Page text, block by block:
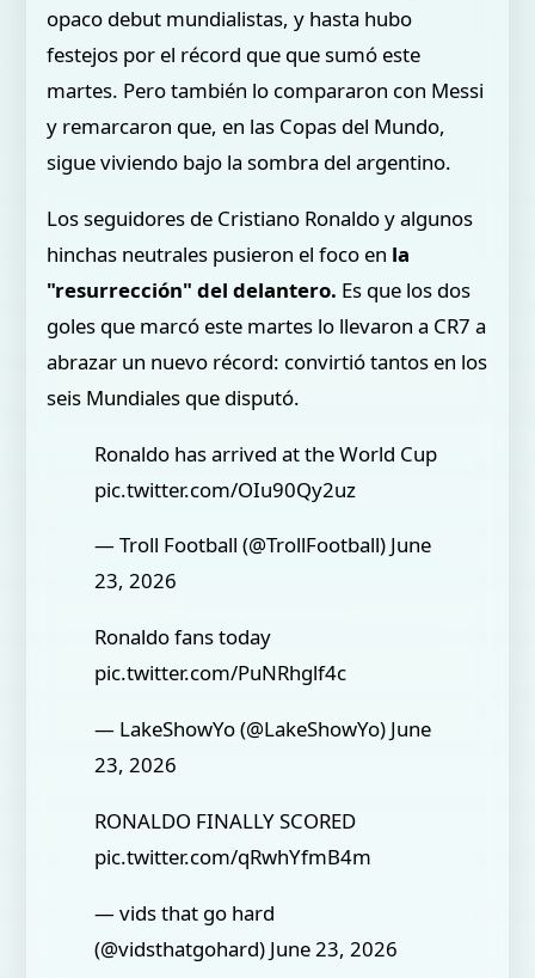
opaco debut mundialistas, y hasta hubo
festejos por el récord que que sumó este
martes. Pero también lo compararon con Messi
y remarcaron que, en las Copas del Mundo,
sigue viviendo bajo la sombra del argentino.
Los seguidores de Cristiano Ronaldo y algunos
hinchas neutrales pusieron el foco en la
"resurrección" del delantero. Es que los dos
goles que marcó este martes lo llevaron a CR7 a
abrazar un nuevo récord: convirtió tantos en los
seis Mundiales que disputó.
Ronaldo has arrived at the World Cup
pic.twitter.com/OIu90Qy2uz
— Troll Football (@TrollFootball) June
23, 2026
Ronaldo fans today
pic.twitter.com/PuNRhglf4c
— LakeShowYo (@LakeShowYo) June
23, 2026
RONALDO FINALLY SCORED
pic.twitter.com/qRwhYfmB4m
— vids that go hard
(@vidsthatgohard) June 23, 2026